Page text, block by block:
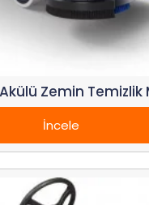
Zemin Temizlik
İncele